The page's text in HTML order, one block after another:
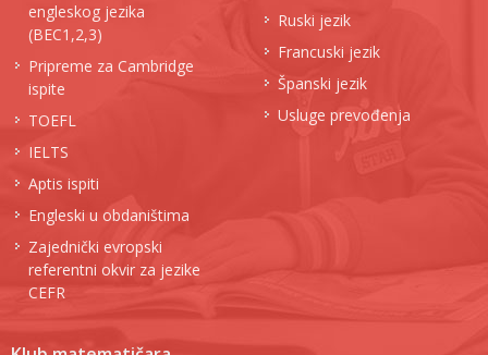
engleskog jezika
(BEC1,2,3)
Pripreme za Cambridge
ispite
TOEFL
IELTS
Aptis ispiti
Engleski u obdaništima
Zajednički evropski
referentni okvir za jezike
CEFR
Ruski jezik
Francuski jezik
Španski jezik
Usluge prevođenja